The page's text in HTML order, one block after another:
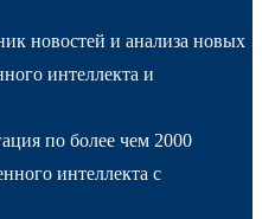
новостей и анализа новых
интеллекта и
по более чем 2000
интеллекта с